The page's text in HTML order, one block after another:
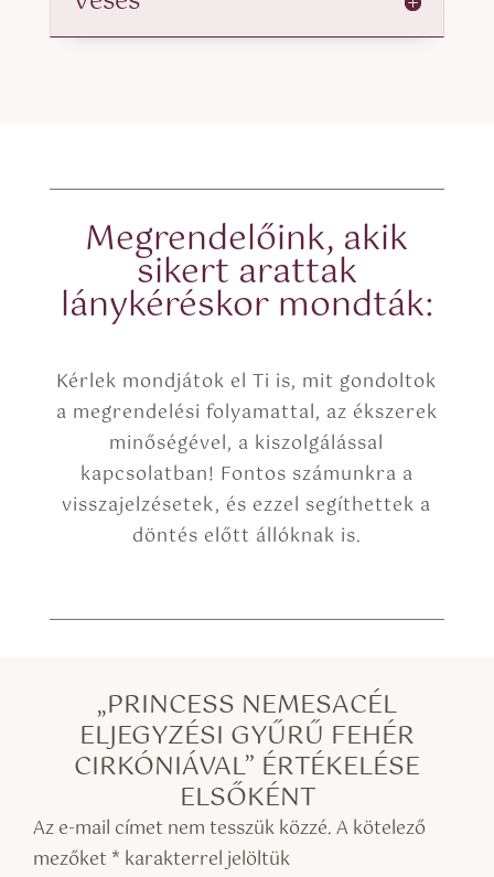
Megrendelőink, akik
sikert arattak
lánykéréskor mondták:
Kérlek mondjátok el Ti is, mit gondoltok
a megrendelési folyamattal, az ékszerek
minőségével, a kiszolgálással
kapcsolatban! Fontos számunkra a
visszajelzésetek, és ezzel segíthettek a
döntés előtt állóknak is.
„PRINCESS NEMESACÉL
ELJEGYZÉSI GYŰRŰ FEHÉR
CIRKÓNIÁVAL” ÉRTÉKELÉSE
ELSŐKÉNT
Az e-mail címet nem tesszük közzé.A kötelező
mezőket * karakterrel jelöltük